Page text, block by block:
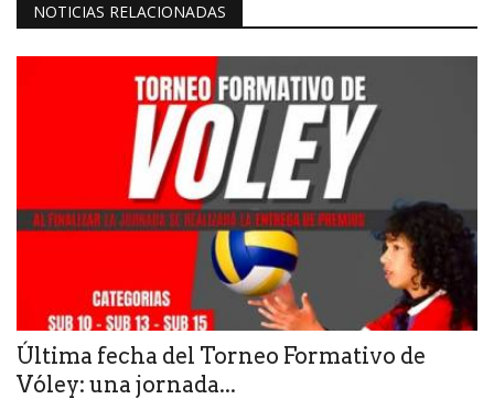
NOTICIAS RELACIONADAS
Última fecha del Torneo Formativo de
Vóley: una jornada...